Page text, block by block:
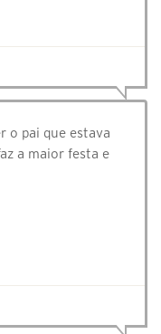
o pai que estava
a maior festa e